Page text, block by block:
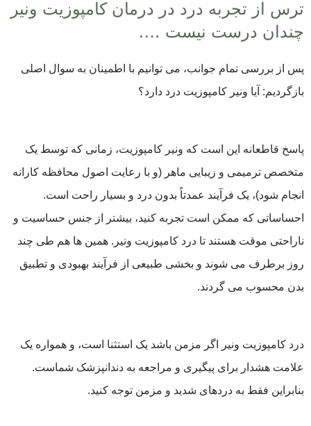
ترس از تجربه درد در درمان کامپوزیت ونیر
چندان درست نیست ….
پس از بررسی تمام جوانب، می توانیم با اطمینان به سوال اصلی
بازگردیم: آیا ونیر کامپوزیت درد دارد؟
پاسخ قاطعانه این است که ونیر کامپوزیت، زمانی که توسط یک
متخصص ترمیمی و زیبایی ماهر (و با رعایت اصول محافظه کارانه
انجام شود)، یک فرآیند عمدتاً بدون درد و بسیار راحت است.
احساساتی که ممکن است تجربه کنید، بیشتر از جنس حساسیت و
ناراحتی موقت هستند تا درد کامپوزیت ونیر. همین ها هم طی چند
روز برطرف می شوند و بخشی طبیعی از فرآیند بهبودی و تطبیق
بدن محسوب می گردند.
درد کامپوزیت ونیر اگر مزمن باشد یک استثنا است، و همواره یک
علامت هشدار برای پیگیری و مراجعه به دندانپزشک شماست.
بنابراین فقط به دردهای شدید و مزمن توجه کنید.